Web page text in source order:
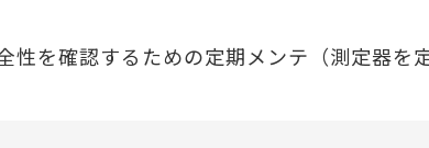
性を確認するための定期メンテ（測定器を